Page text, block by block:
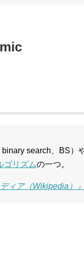
search、BS）
ゴリズムの一つ。
ィア（Wikipedia）』